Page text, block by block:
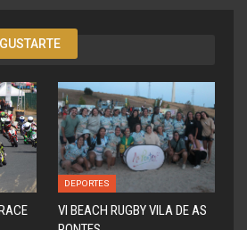
DEPORTES
VI BEACH RUGBY VILA DE AS